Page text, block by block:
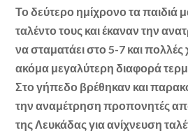
Το δεύτερο ημίχρονο τα παιδιά
ταλέντο τους και έκαναν την
να σταματάει στο 5-7 και πολλές
ακόμα μεγαλύτερη διαφορά
Στο γήπεδο βρέθηκαν και
την αναμέτρηση προπονητές
της Λευκάδας για ανίχνευση